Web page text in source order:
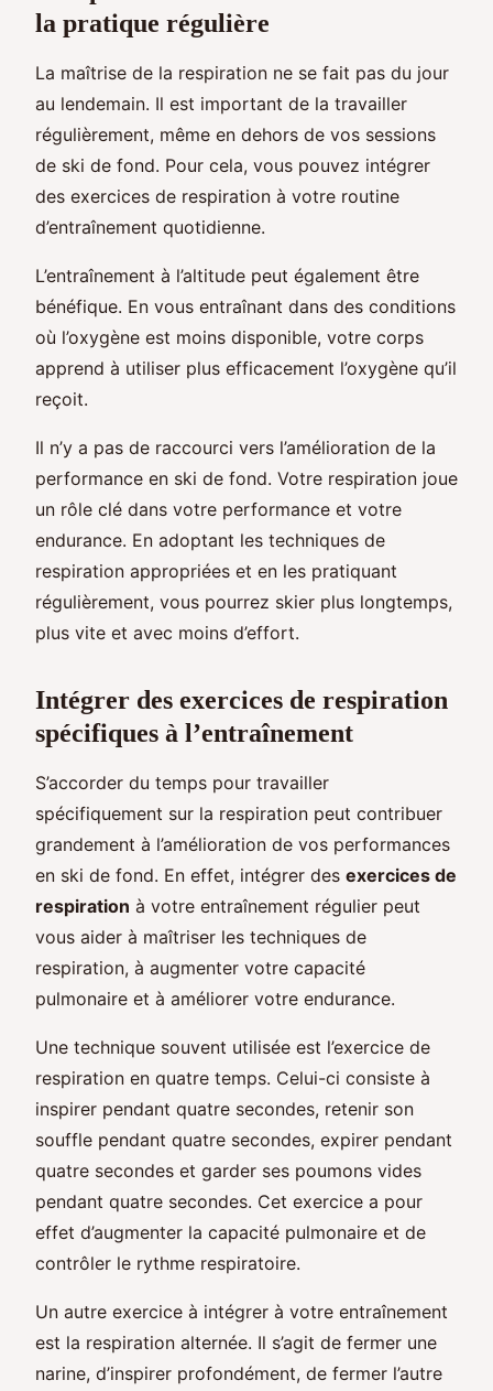
la pratique régulière
La maîtrise de la respiration ne se fait pas du jour
au lendemain. Il est important de la travailler
régulièrement, même en dehors de vos sessions
de ski de fond. Pour cela, vous pouvez intégrer
des exercices de respiration à votre routine
d’entraînement quotidienne.
L’entraînement à l’altitude peut également être
bénéfique. En vous entraînant dans des conditions
où l’oxygène est moins disponible, votre corps
apprend à utiliser plus efficacement l’oxygène qu’il
reçoit.
Il n’y a pas de raccourci vers l’amélioration de la
performance en ski de fond. Votre respiration joue
un rôle clé dans votre performance et votre
endurance. En adoptant les techniques de
respiration appropriées et en les pratiquant
régulièrement, vous pourrez skier plus longtemps,
plus vite et avec moins d’effort.
Intégrer des exercices de respiration
spécifiques à l’entraînement
S’accorder du temps pour travailler
spécifiquement sur la respiration peut contribuer
grandement à l’amélioration de vos performances
en ski de fond. En effet, intégrer des exercices de
respiration à votre entraînement régulier peut
vous aider à maîtriser les techniques de
respiration, à augmenter votre capacité
pulmonaire et à améliorer votre endurance.
Une technique souvent utilisée est l’exercice de
respiration en quatre temps. Celui-ci consiste à
inspirer pendant quatre secondes, retenir son
souffle pendant quatre secondes, expirer pendant
quatre secondes et garder ses poumons vides
pendant quatre secondes. Cet exercice a pour
effet d’augmenter la capacité pulmonaire et de
contrôler le rythme respiratoire.
Un autre exercice à intégrer à votre entraînement
est la respiration alternée. Il s’agit de fermer une
narine, d’inspirer profondément, de fermer l’autre